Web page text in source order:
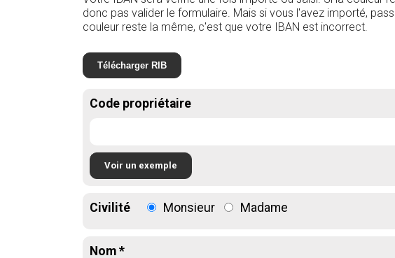
donc pas valider le formulaire. Mais si vous l'avez importé,
couleur reste la même, c'est que votre IBAN est incorrect.
Télécharger RIB
Code propriétaire
Voir un exemple
Civilité Monsieur Madame
Nom *